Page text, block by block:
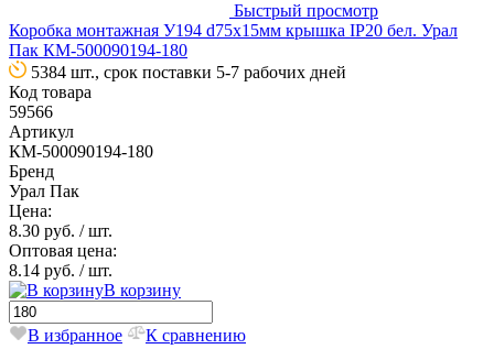
Быстрый просмотр
Коробка монтажная У194 d75х15мм крышка IP20 бел. Урал
Пак КМ-500090194-180
5384 шт., срок поставки 5-7 рабочих дней
Код товара
59566
Артикул
КМ-500090194-180
Бренд
Урал Пак
Цена:
8.30 руб. / шт.
Оптовая цена:
8.14 руб. / шт.
В корзину
В избранное К сравнению